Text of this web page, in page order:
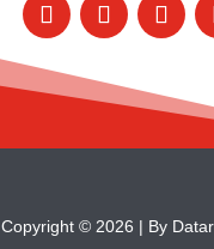
Copyright © 2026 | By